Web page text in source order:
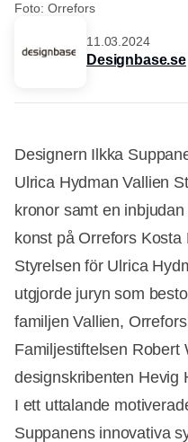
Foto: Orrefors
11.03.2024
Designbase.se
Designern Ilkka
Ulrica Hydman Vallien
kronor samt en
konst på Orrefors Kosta
Styrelsen för Ulrica
utgjorde juryn som
familjen Vallien,
Familjestiftelsen Robert
designskribenten Hevig
I ett uttalande
Suppanens innovativa